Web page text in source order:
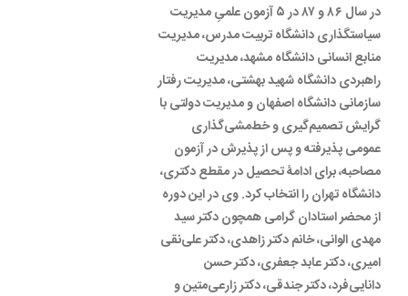
در سال ۸۶ و ۸۷ در ۵ آزمون علمیِ مدیریت
سیاستگذاری دانشگاه تربیت مدرس، ‌مدیریت
منابع انسانی دانشگاه مشهد، مدیریت
راهبردی دانشگاه شهید بهشتی، مدیریت رفتار
سازمانی دانشگاه اصفهان و مدیریت دولتی با
گرایش تصمیم‌گیری و خط‌‌مشی‌گذاری
عمومی پذیرفته و پس از پذیرش در آزمون
مصاحبه، برای ادامۀ تحصیل در مقطع دکتری،
دانشگاه تهران را انتخاب کرد. وی در این دوره
از محضر استادان گرامی همچون دکتر سید
مهدی الوانی، خانم دکتر زاهدی، دکتر علی‌نقی
امیری، دکتر عابد جعفری، دکتر حسن
دانایی‌فرد، دکتر جندقی، دکتر زارعی‌متین و